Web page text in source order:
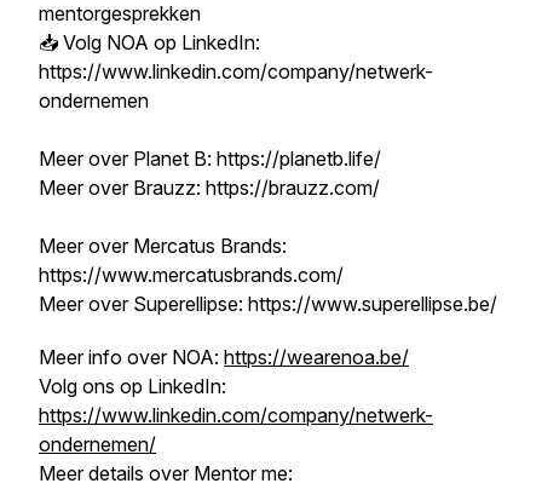
mentorgesprekken
📥 Volg NOA op LinkedIn:
https://www.linkedin.com/company/netwerk-
ondernemen
Meer over Planet B: https://planetb.life/
Meer over Brauzz: https://brauzz.com/
Meer over Mercatus Brands:
https://www.mercatusbrands.com/
Meer over Superellipse: https://www.superellipse.be/
Meer info over NOA: https://wearenoa.be/
Volg ons op LinkedIn:
https://www.linkedin.com/company/netwerk-
ondernemen/
Meer details over Mentor me: